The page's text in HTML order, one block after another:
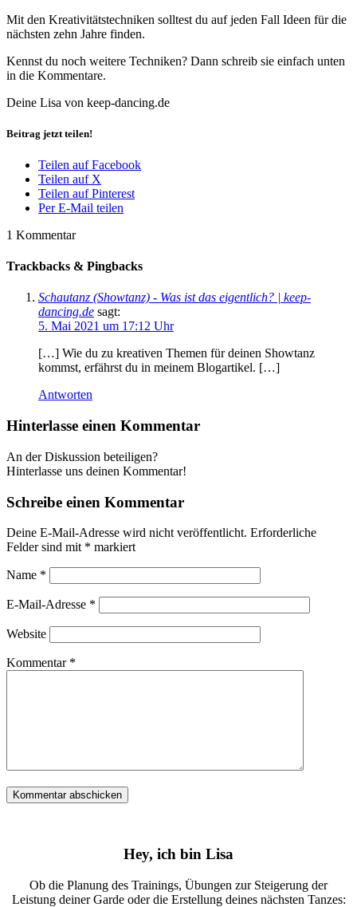
Mit den Kreativitätstechniken solltest du auf jeden Fall Ideen für die
nächsten zehn Jahre finden.
Kennst du noch weitere Techniken? Dann schreib sie einfach unten
in die Kommentare.
Deine Lisa von keep-dancing.de
Beitrag jetzt teilen!
Teilen auf Facebook
Teilen auf X
Teilen auf Pinterest
Per E-Mail teilen
1 Kommentar
Trackbacks & Pingbacks
Schautanz (Showtanz) - Was ist das eigentlich? | keep-
dancing.de sagt:
5. Mai 2021 um 17:12 Uhr
[…] Wie du zu kreativen Themen für deinen Showtanz
kommst, erfährst du in meinem Blogartikel. […]
Antworten
Hinterlasse einen Kommentar
An der Diskussion beteiligen?
Hinterlasse uns deinen Kommentar!
Schreibe einen Kommentar
Deine E-Mail-Adresse wird nicht veröffentlicht. Erforderliche
Felder sind mit * markiert
Name *
E-Mail-Adresse *
Website
Kommentar *
Hey, ich bin Lisa
Ob die Planung des Trainings, Übungen zur Steigerung der
Leistung deiner Garde oder die Erstellung deines nächsten Tanzes: